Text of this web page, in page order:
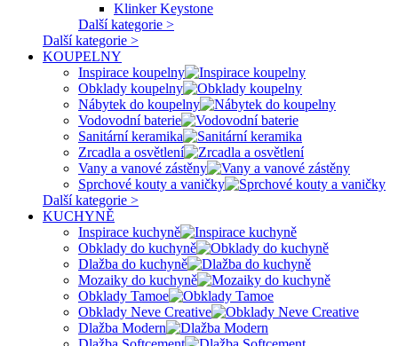
Klinker Keystone
Další kategorie >
Další kategorie >
KOUPELNY
Inspirace koupelny
Obklady koupelny
Nábytek do koupelny
Vodovodní baterie
Sanitární keramika
Zrcadla a osvětlení
Vany a vanové zástěny
Sprchové kouty a vaničky
Další kategorie >
KUCHYNĚ
Inspirace kuchyně
Obklady do kuchyně
Dlažba do kuchyně
Mozaiky do kuchyně
Obklady Tamoe
Obklady Neve Creative
Dlažba Modern